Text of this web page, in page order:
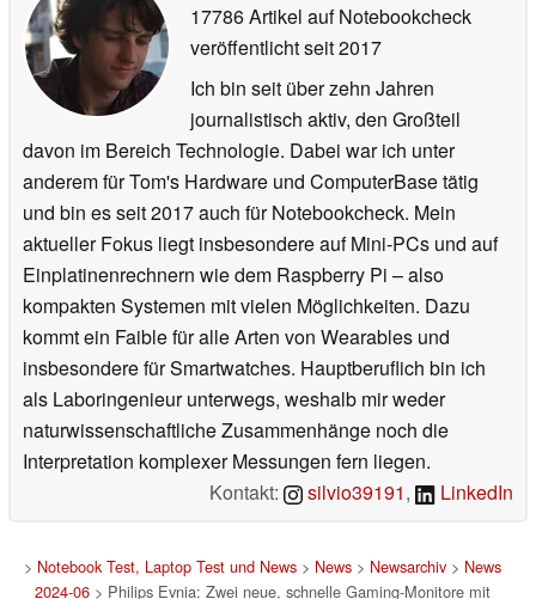
17786 Artikel auf Notebookcheck
veröffentlichtseit 2017
Ich bin seit über zehn Jahren
journalistisch aktiv, den Großteil
davon im Bereich Technologie. Dabei war ich unter
anderem für Tom's Hardware und ComputerBase tätig
und bin es seit 2017 auch für Notebookcheck. Mein
aktueller Fokus liegt insbesondere auf Mini-PCs und auf
Einplatinenrechnern wie dem Raspberry Pi – also
kompakten Systemen mit vielen Möglichkeiten. Dazu
kommt ein Faible für alle Arten von Wearables und
insbesondere für Smartwatches. Hauptberuflich bin ich
als Laboringenieur unterwegs, weshalb mir weder
naturwissenschaftliche Zusammenhänge noch die
Interpretation komplexer Messungen fern liegen.
Kontakt:
silvio39191, LinkedIn
> Notebook Test, Laptop Test und News> News> Newsarchiv> News
2024-06> Philips Evnia: Zwei neue, schnelle Gaming-Monitore mit